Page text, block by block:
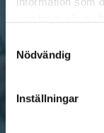
Nödvändig
Inställningar